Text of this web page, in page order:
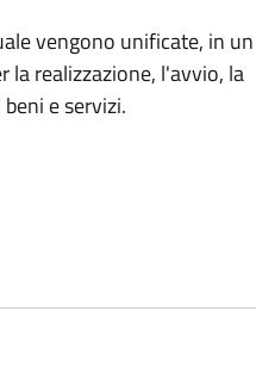
vengono unificate, in un
la realizzazione, l'avvio, la
e servizi.